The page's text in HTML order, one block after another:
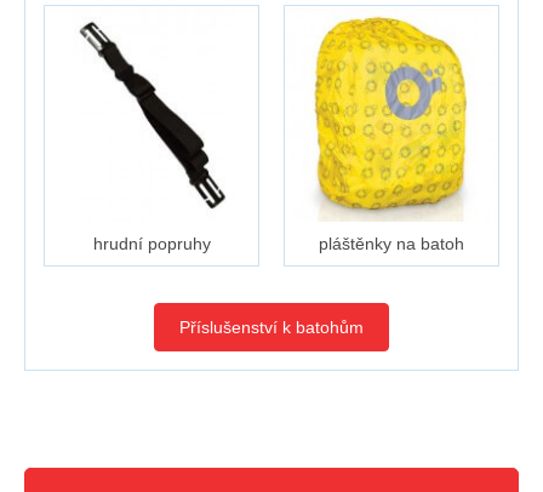
hrudní popruhy pláštěnky na batoh
Příslušenství k batohům